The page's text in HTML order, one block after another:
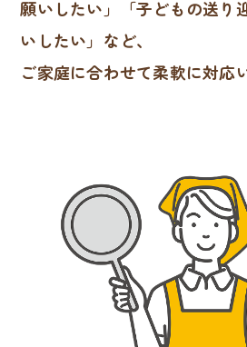
願いしたい」「子どもの送り
いしたい」など、
ご家庭に合わせて柔軟に対応